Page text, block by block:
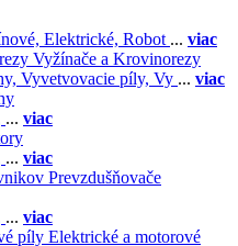
Elektrické, Robot ... viac
Vyžínače a Krovinorezy
Vyvetvovacie píly, Vy ... viac
... viac
... viac
Prevzdušňovače
... viac
Elektrické a motorové